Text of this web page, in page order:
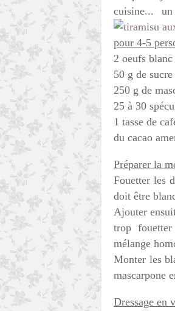
cuisine...
pour 4-5
2 oeufs blanc
50 g de
250 g de
25 à 30
1 tasse de
du cacao
Préparer la
Fouetter les
doit être
Ajouter
trop
mélange
Monter les
mascarpone
Dressage en